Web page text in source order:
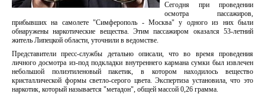
Сегодня при проведении
осмотра пассажиров,
прибывших на самолете "Симферополь - Москва" у одного из них были
обнаружены наркотические вещества. Этим пассажиром оказался 53-летний
житель Липецкой области, уточнили в ведомстве.
Представители пресс-службы детально описали, что во время проведения
личного досмотра из-под подкладки внутреннего кармана сумки был извлечен
небольшой полиэтиленовый пакетик, в котором находилось вещество
кристаллической формы светло-серого цвета. Экспертиза установила, что это
наркотик, который называется "метадон", общей массой 0,26 грамма.